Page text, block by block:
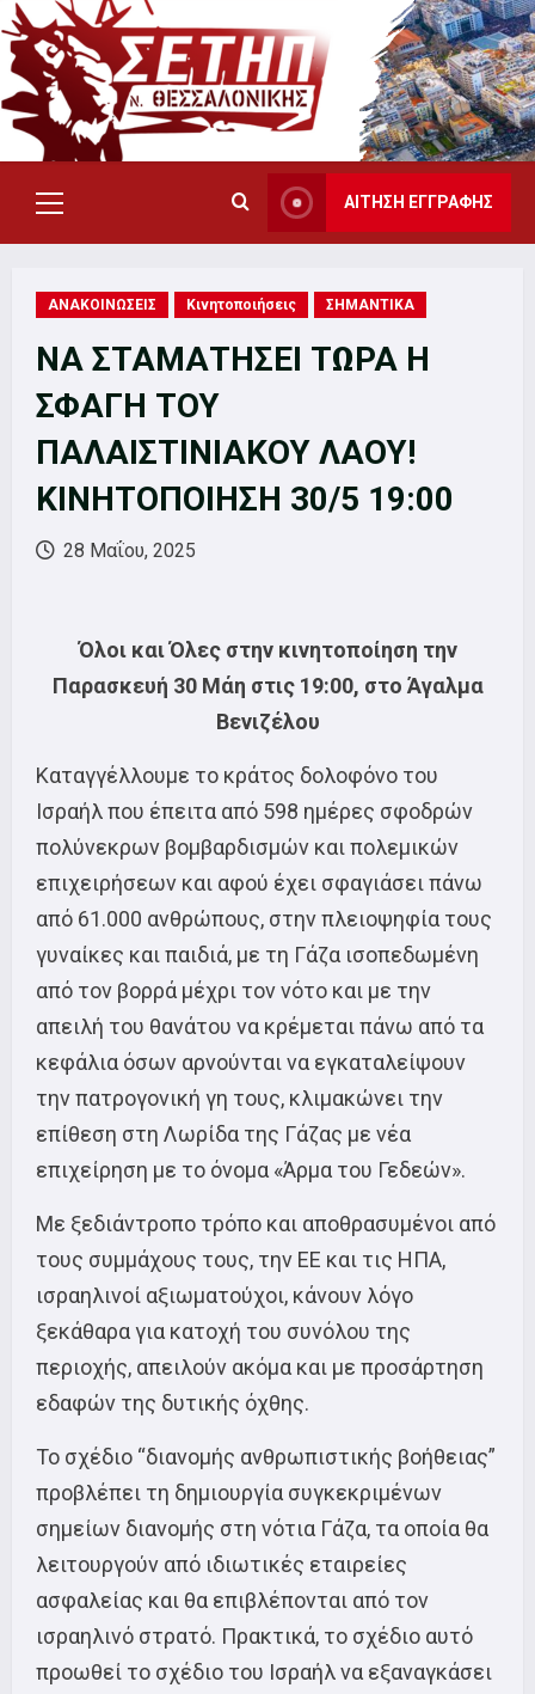
Skip
to
content
Primary
Menu
ΑΙΤΗΣΗ ΕΓΓΡΑΦΗΣ
ΑΝΑΚΟΙΝΩΣΕΙΣ Κινητοποιήσεις ΣΗΜΑΝΤΙΚΑ
ΝΑ ΣΤΑΜΑΤΗΣΕΙ ΤΩΡΑ Η
ΣΦΑΓΗ ΤΟΥ
ΠΑΛΑΙΣΤΙΝΙΑΚΟΥ ΛΑΟΥ!
ΚΙΝΗΤΟΠΟΙΗΣΗ 30/5 19:00
28 Μαΐου, 2025
Όλοι και Όλες στην κινητοποίηση την
Παρασκευή 30 Μάη στις 19:00, στο Άγαλμα
Βενιζέλου
Καταγγέλλουμε το κράτος δολοφόνο του
Ισραήλ που έπειτα από 598 ημέρες σφοδρών
πολύνεκρων βομβαρδισμών και πολεμικών
επιχειρήσεων και αφού έχει σφαγιάσει πάνω
από 61.000 ανθρώπους, στην πλειοψηφία τους
γυναίκες και παιδιά, με τη Γάζα ισοπεδωμένη
από τον βορρά μέχρι τον νότο και με την
απειλή του θανάτου να κρέμεται πάνω από τα
κεφάλια όσων αρνούνται να εγκαταλείψουν
την πατρογονική γη τους, κλιμακώνει την
επίθεση στη Λωρίδα της Γάζας με νέα
επιχείρηση με το όνομα «Άρμα του Γεδεών».
Με ξεδιάντροπο τρόπο και αποθρασυμένοι από
τους συμμάχους τους, την ΕΕ και τις ΗΠΑ,
ισραηλινοί αξιωματούχοι, κάνουν λόγο
ξεκάθαρα για κατοχή του συνόλου της
περιοχής, απειλούν ακόμα και με προσάρτηση
εδαφών της δυτικής όχθης.
Το σχέδιο “διανομής ανθρωπιστικής βοήθειας”
προβλέπει τη δημιουργία συγκεκριμένων
σημείων διανομής στη νότια Γάζα, τα οποία θα
λειτουργούν από ιδιωτικές εταιρείες
ασφαλείας και θα επιβλέπονται από τον
ισραηλινό στρατό. Πρακτικά, το σχέδιο αυτό
προωθεί το σχέδιο του Ισραήλ να εξαναγκάσει